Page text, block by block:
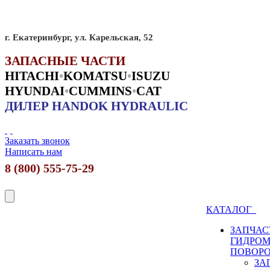
г. Екатеринбург, ул. Карельская, 52
ЗАПАСНЫЕ ЧАСТИ
HITACHI•KOMATSU•ISUZU
HYUNDAI•CUMMINS•CAT
ДИЛЕР HANDOK HYDRAULIC
Заказать звонок
Написать нам
8 (800) 555-75-29
КАТАЛОГ